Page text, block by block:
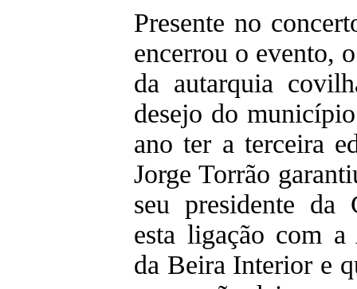
Presente no
encerrou o evento,
da autarquia
desejo do
ano ter a terceira
Jorge Torrão
seu presidente da
esta ligação com a
da Beira Interior e